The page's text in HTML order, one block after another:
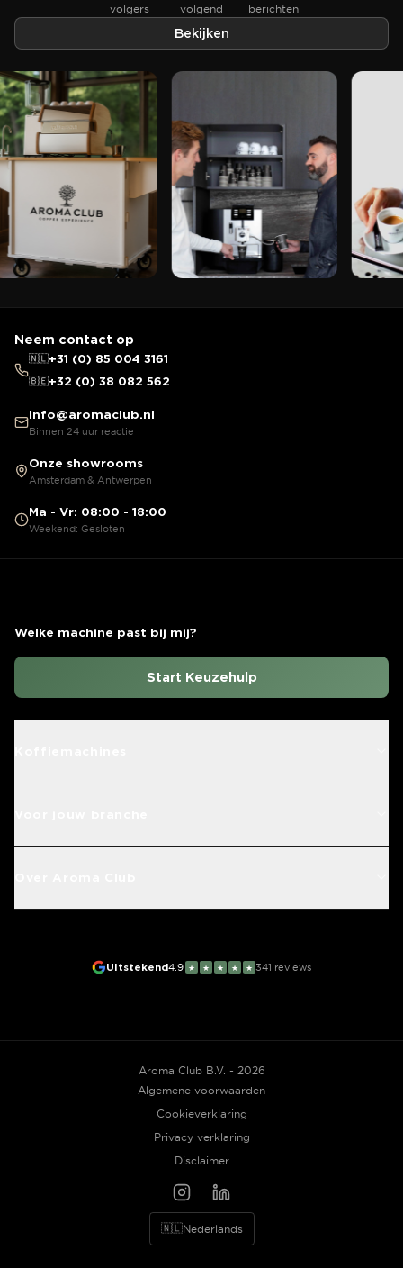
volgers volgend berichten
Bekijken
Neem contact op
🇳🇱+31 (0) 85 004 3161
🇧🇪+32 (0) 38 082 562
info@aromaclub.nl
Binnen 24 uur reactie
Onze showrooms
Amsterdam & Antwerpen
Ma - Vr: 08:00 - 18:00
Weekend: Gesloten
Welke machine past bij mij?
Start Keuzehulp
Uitstekend4.9 ★ ★ ★ ★ ★ 341 reviews
Aroma Club B.V. - 2026
Algemene voorwaarden
Cookieverklaring
Privacy verklaring
Disclaimer
🇳🇱Nederlands